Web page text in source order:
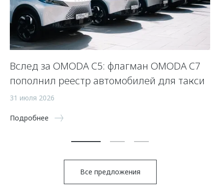
Вслед за OMODA C5: флагман OMODA C7
пополнил реестр автомобилей для такси
31 июля 2026
Подробнее
Все предложения